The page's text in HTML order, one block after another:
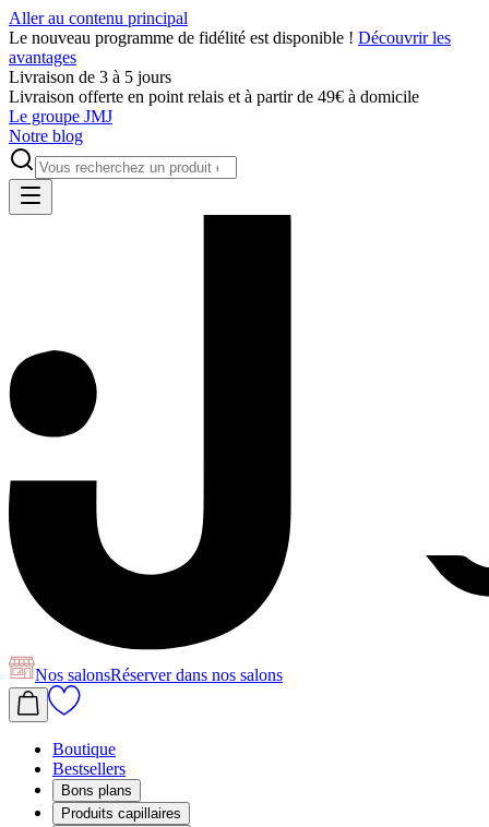
Aller au contenu principal
Le nouveau programme de fidélité est disponible ! Découvrir les
avantages
Livraison de 3 à 5 jours
Livraison offerte en point relais et à partir de 49€ à domicile
Le groupe JMJ
Notre blog
Nos salonsRéserverdans nos salons
Boutique
Bestsellers
Bons plans
Produits capillaires